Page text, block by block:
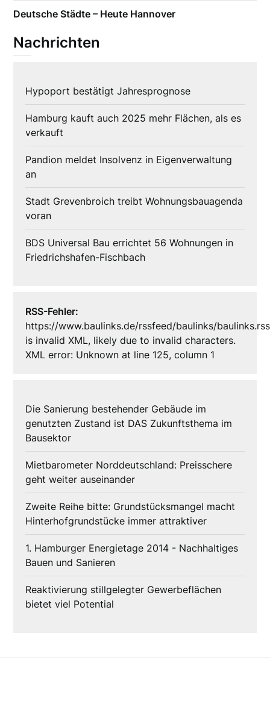
Deutsche Städte – Heute Hannover
Nachrichten
Hypoport bestätigt Jahresprognose
Hamburg kauft auch 2025 mehr Flächen, als es
verkauft
Pandion meldet Insolvenz in Eigenverwaltung
an
Stadt Grevenbroich treibt Wohnungsbauagenda
voran
BDS Universal Bau errichtet 56 Wohnungen in
Friedrichshafen-Fischbach
RSS-Fehler:
https://www.baulinks.de/rssfeed/baulinks/baulinks.rss
is invalid XML, likely due to invalid characters.
XML error: Unknown at line 125, column 1
Die Sanierung bestehender Gebäude im
genutzten Zustand ist DAS Zukunftsthema im
Bausektor
Mietbarometer Norddeutschland: Preisschere
geht weiter auseinander
Zweite Reihe bitte: Grundstücksmangel macht
Hinterhofgrundstücke immer attraktiver
1. Hamburger Energietage 2014 - Nachhaltiges
Bauen und Sanieren
Reaktivierung stillgelegter Gewerbeflächen
bietet viel Potential